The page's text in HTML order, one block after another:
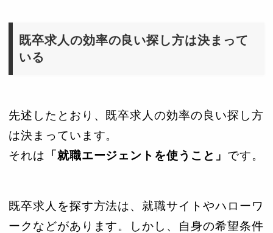
既卒求人の効率の良い探し方は決まって
いる
先述したとおり、既卒求人の効率の良い探し方
は決まっています。
それは 「就職エージェントを使うこと」 です。
既卒求人を探す方法は、就職サイトやハローワ
ークなどがあります。しかし、自身の希望条件